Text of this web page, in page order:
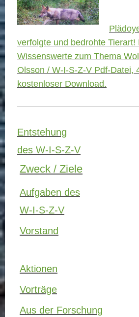
verfolgte und bedrohte Tierart!
Wissenswerte zum Thema
Olsson / W-I-S-Z-V Pdf-Datei,
kostenloser Download.
Entstehung
des W-I-S-Z-V
Zweck / Ziele
Aufgaben des
W-I-S-Z-V
Vorstand
Aktionen
Vorträge
Aus der Forschung